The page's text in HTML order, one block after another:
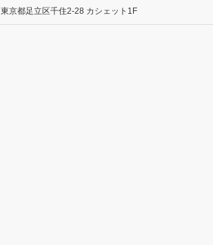
東京都足立区千住2-28 カシェット1F